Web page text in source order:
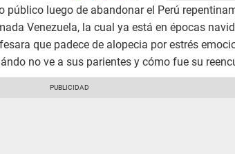
público luego de abandonar el Perú
Venezuela, la cual ya está en épocas
que padece de alopecia por estrés
no ve a sus parientes y cómo fue su